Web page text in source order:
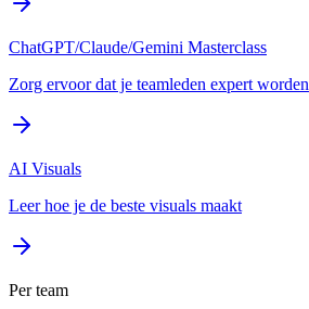
ChatGPT/Claude/Gemini Masterclass
Zorg ervoor dat je teamleden expert worden
AI Visuals
Leer hoe je de beste visuals maakt
Per team